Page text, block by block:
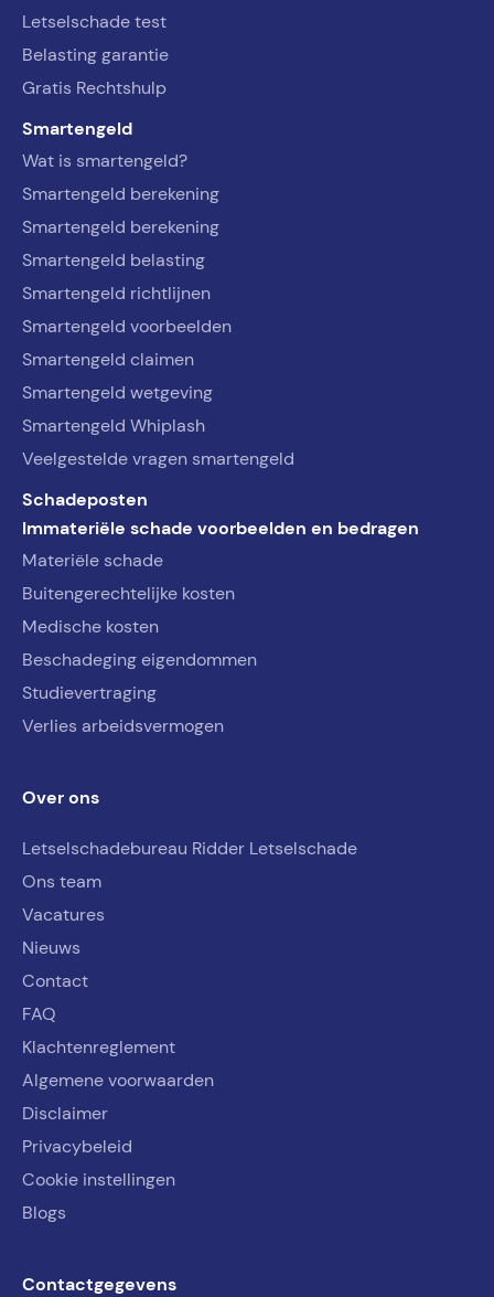
Letselschade test
Belasting garantie
Gratis Rechtshulp
Smartengeld
Wat is smartengeld?
Smartengeld berekening
Smartengeld berekening
Smartengeld belasting
Smartengeld richtlijnen
Smartengeld voorbeelden
Smartengeld claimen
Smartengeld wetgeving
Smartengeld Whiplash
Veelgestelde vragen smartengeld
Schadeposten
Immateriële schade voorbeelden en bedragen
Materiële schade
Buitengerechtelijke kosten
Medische kosten
Beschadeging eigendommen
Studievertraging
Verlies arbeidsvermogen
Over ons
Letselschadebureau Ridder Letselschade
Ons team
Vacatures
Nieuws
Contact
FAQ
Klachtenreglement
Algemene voorwaarden
Disclaimer
Privacybeleid
Cookie instellingen
Blogs
Contactgegevens